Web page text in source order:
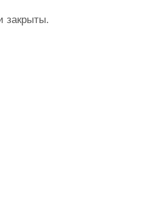
закрыты.